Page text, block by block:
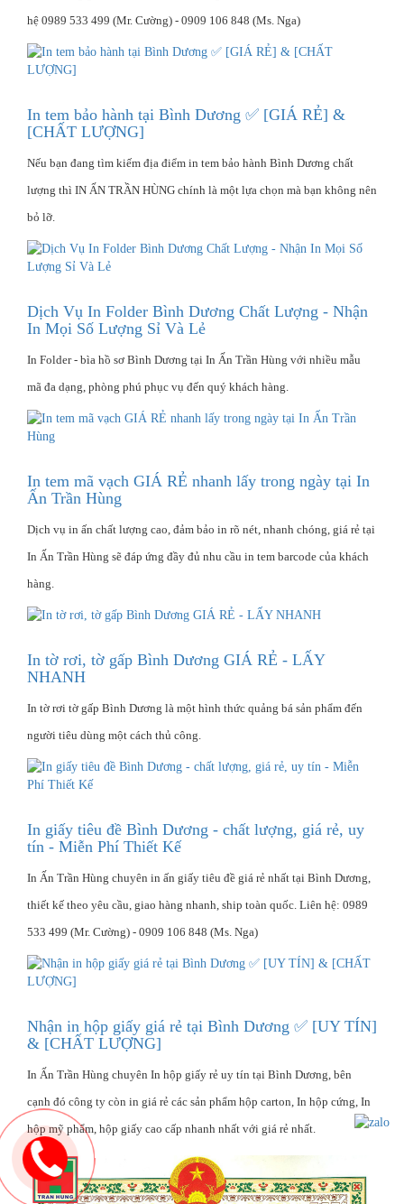
hệ 0989 533 499 (Mr. Cường) - 0909 106 848 (Ms. Nga)
In tem bảo hành tại Bình Dương ✅ [GIÁ RẺ] &
[CHẤT LƯỢNG]
Nếu bạn đang tìm kiếm địa điểm in tem bảo hành Bình Dương chất
lượng thì IN ẤN TRẦN HÙNG chính là một lựa chọn mà bạn không nên
bỏ lỡ.
Dịch Vụ In Folder Bình Dương Chất Lượng - Nhận
In Mọi Số Lượng Sỉ Và Lẻ
In Folder - bìa hồ sơ Bình Dương tại In Ấn Trần Hùng với nhiều mẫu
mã đa dạng, phòng phú phục vụ đến quý khách hàng.
In tem mã vạch GIÁ RẺ nhanh lấy trong ngày tại In
Ấn Trần Hùng
Dịch vụ in ấn chất lượng cao, đảm bảo in rõ nét, nhanh chóng, giá rẻ tại
In Ấn Trần Hùng sẽ đáp ứng đầy đủ nhu cầu in tem barcode của khách
hàng.
In tờ rơi, tờ gấp Bình Dương GIÁ RẺ - LẤY
NHANH
In tờ rơi tờ gấp Bình Dương là một hình thức quảng bá sản phẩm đến
người tiêu dùng một cách thủ công.
In giấy tiêu đề Bình Dương - chất lượng, giá rẻ, uy
tín - Miễn Phí Thiết Kế
In Ấn Trần Hùng chuyên in ấn giấy tiêu đề giá rẻ nhất tại Bình Dương,
thiết kế theo yêu cầu, giao hàng nhanh, ship toàn quốc. Liên hệ: 0989
533 499 (Mr. Cường) - 0909 106 848 (Ms. Nga)
Nhận in hộp giấy giá rẻ tại Bình Dương ✅ [UY TÍN]
& [CHẤT LƯỢNG]
In Ấn Trần Hùng chuyên In hộp giấy rẻ uy tín tại Bình Dương, bên
cạnh đó công ty còn in giá rẻ các sản phẩm hộp carton, In hộp cứng, In
hộp mỹ phẩm, hộp giấy cao cấp nhanh nhất với giá rẻ nhất.